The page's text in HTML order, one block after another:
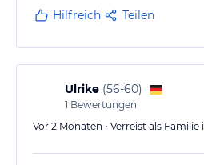
Betten mit den
für einen erholsamen Schlaf.
aus dem Restaurant herrlich
freundlich und hilfsbereit.
diesen traumhaft schönen…
Hilfreich Teilen
Ulrike (56-60)
1 Bewertungen
Vor 2 Monaten • Verreist als Familie